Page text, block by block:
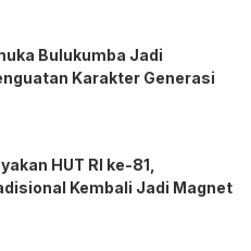
Bulukumba Jadi
Karakter Generasi
HUT RI ke-81,
Kembali Jadi Magnet